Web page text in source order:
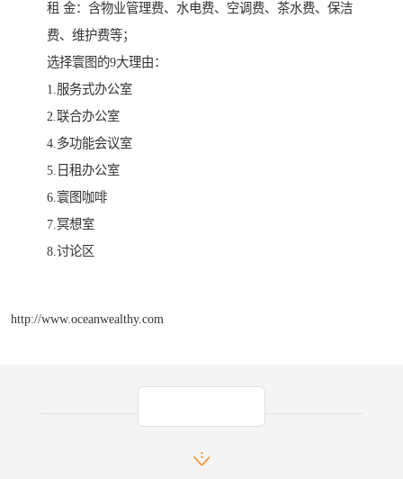
租 金：含物业管理费、水电费、空调费、茶水费、保洁
费、维护费等；
选择寰图的9大理由：
1.服务式办公室
2.联合办公室
4.多功能会议室
5.日租办公室
6.寰图咖啡
7.冥想室
8.讨论区
http://www.oceanwealthy.com